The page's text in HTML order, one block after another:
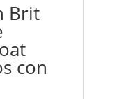
Brit
con